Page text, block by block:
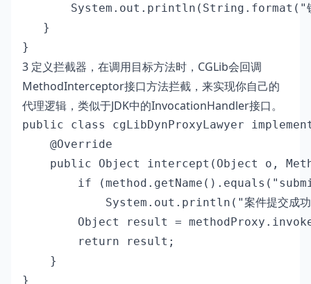
System.out.println(String.format("
   }
}
3 定义拦截器，在调用目标方法时，CGLib会回调
MethodInterceptor接口方法拦截，来实现你自己的
代理逻辑，类似于JDK中的InvocationHandler接口。
public class cgLibDynProxyLawyer
    @Override
public Object intercept(Object o,
if
System.out.println("案件提交成
Object result =
        return result;
    }
}